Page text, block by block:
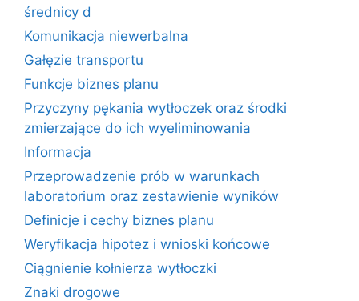
średnicy d
Komunikacja niewerbalna
Gałęzie transportu
Funkcje biznes planu
Przyczyny pękania wytłoczek oraz środki
zmierzające do ich wyeliminowania
Informacja
Przeprowadzenie prób w warunkach
laboratorium oraz zestawienie wyników
Definicje i cechy biznes planu
Weryfikacja hipotez i wnioski końcowe
Ciągnienie kołnierza wytłoczki
Znaki drogowe